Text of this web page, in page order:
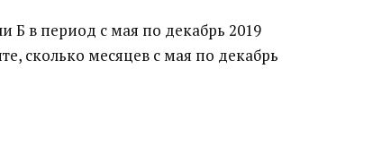
в период с мая по декабрь 2019
сколько месяцев с мая по декабрь